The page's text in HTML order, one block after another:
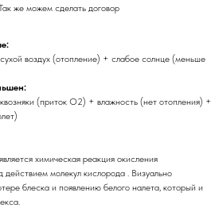
же можем сделать договор
воздух (отопление) + слабое солнце (меньше
(приток O2) + влажность (нет отопления) +
химическая реакция окисления
молекул кислорода . Визуально
блеска и появлению белого налета, который и